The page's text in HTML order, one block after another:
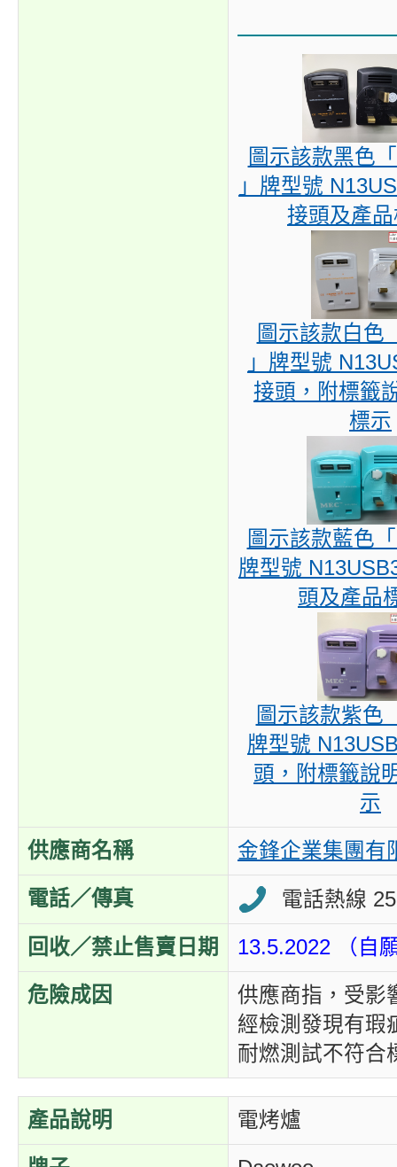
圖示該款黑色
」牌型號
接頭及產
圖示該款白色
」牌型號
接頭，附標籤
標示
圖示該款藍色
牌型號
頭及產品
圖示該款紫色
牌型號
頭，附標籤說
示
供應商名稱 金鋒企業集團有
電話／傳真 電話熱線
回收／禁止售賣日期 13.5.2022 （自
危險成因
供應商指，受影
經檢測發現有瑕
耐燃測試不符合
產品說明 電烤爐